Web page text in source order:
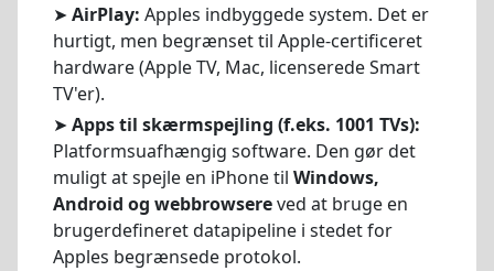
➤ AirPlay: Apples indbyggede system. Det er
hurtigt, men begrænset til Apple-certificeret
hardware (Apple TV, Mac, licenserede Smart
TV'er).
➤ Apps til skærmspejling (f.eks. 1001 TVs):
Platformsuafhængig software. Den gør det
muligt at spejle en iPhone til Windows,
Android og webbrowsereved at bruge en
brugerdefineret datapipeline i stedet for
Apples begrænsede protokol.